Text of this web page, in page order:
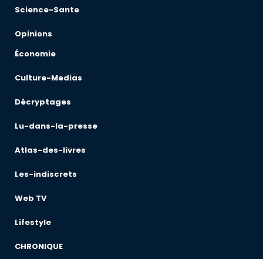
Science-Sante
Opinions
Économie
Culture-Medias
Décryptages
Lu-dans-la-presse
Atlas-des-livres
Les-indiscrets
Web TV
Lifestyle
CHRONIQUE